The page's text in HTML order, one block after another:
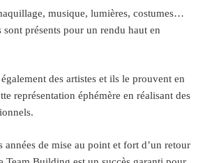
musique, lumières, costumes…
sont présents pour un rendu haut en
des artistes et ils le prouvent en
représentation éphémère en réalisant des
années de mise au point et fort d’un retour